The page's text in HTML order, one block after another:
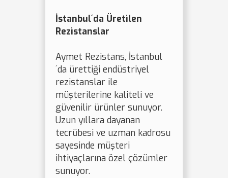
İstanbul´da Üretilen
Rezistanslar
Aymet Rezistans, İstanbul
´da ürettiği endüstriyel
rezistanslar ile
müşterilerine kaliteli ve
güvenilir ürünler sunuyor.
Uzun yıllara dayanan
tecrübesi ve uzman kadrosu
sayesinde müşteri
ihtiyaçlarına özel çözümler
sunuyor.